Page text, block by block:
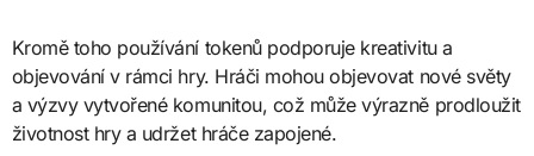
Kromě toho používání tokenů podporuje kreativitu a
objevování v rámci hry. Hráči mohou objevovat nové světy
a výzvy vytvořené komunitou, což může výrazně prodloužit
životnost hry a udržet hráče zapojené.